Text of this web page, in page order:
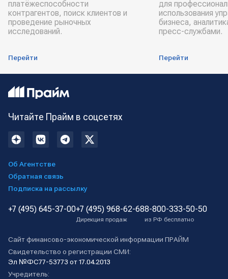
платёжеспособности
контрагентов, поиск клиентов и
проведение рыночных
исследований.
Перейти
для
использования
бизнеса,
пресс-службами.
Перейти
Читайте Прайм в соцсетях
Об Агентстве
Обратная связь
Подписка на рассылку
+7 (495) 645-37-00+7 (495) 968-62-68
Дирекция продаж
8-800-333-50-50
из РФ бесплатно
Сайт финансово-экономической информации ПРАЙМ
Свидетельство о регистрации СМИ:
Эл №ФС77-53773 от 17.04.2013
Учредитель: